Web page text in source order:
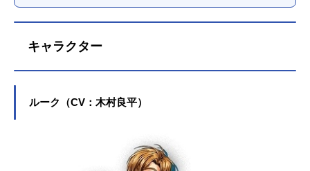
キャラクター
ルーク（CV：木村良平）